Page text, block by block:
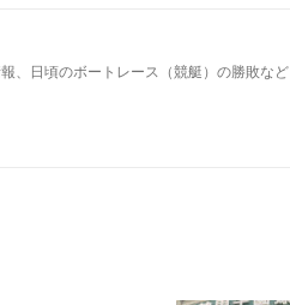
日頃のボートレース（競艇）の勝敗など